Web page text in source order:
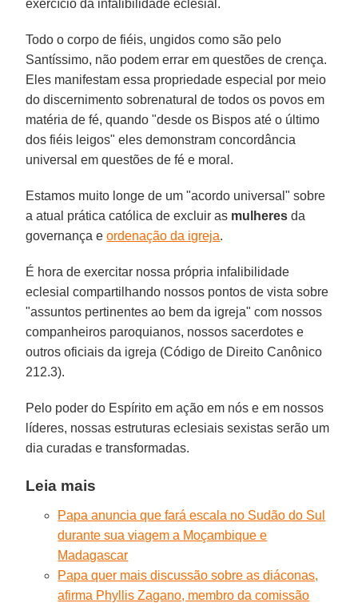
exercício da infalibilidade eclesial.
Todo o corpo de fiéis, ungidos como são pelo
Santíssimo, não podem errar em questões de crença.
Eles manifestam essa propriedade especial por meio
do discernimento sobrenatural de todos os povos em
matéria de fé, quando "desde os Bispos até o último
dos fiéis leigos" eles demonstram concordância
universal em questões de fé e moral.
Estamos muito longe de um "acordo universal" sobre
a atual prática católica de excluir as mulheres da
governança eordenação da igreja.
É hora de exercitar nossa própria infalibilidade
eclesial compartilhando nossos pontos de vista sobre
"assuntos pertinentes ao bem da igreja" com nossos
companheiros paroquianos, nossos sacerdotes e
outros oficiais da igreja (Código de Direito Canônico
212.3).
Pelo poder do Espírito em ação em nós e em nossos
líderes, nossas estruturas eclesiais sexistas serão um
dia curadas e transformadas.
Leia mais
Papa anuncia que fará escala no Sudão do Sul
durante sua viagem a Moçambique e
Madagascar
Papa quer mais discussão sobre as diáconas,
afirma Phyllis Zagano, membro da comissão